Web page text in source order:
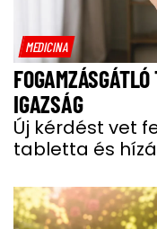
MEDICINA
IGAZSÁG
Új kérdést vet
tabletta és